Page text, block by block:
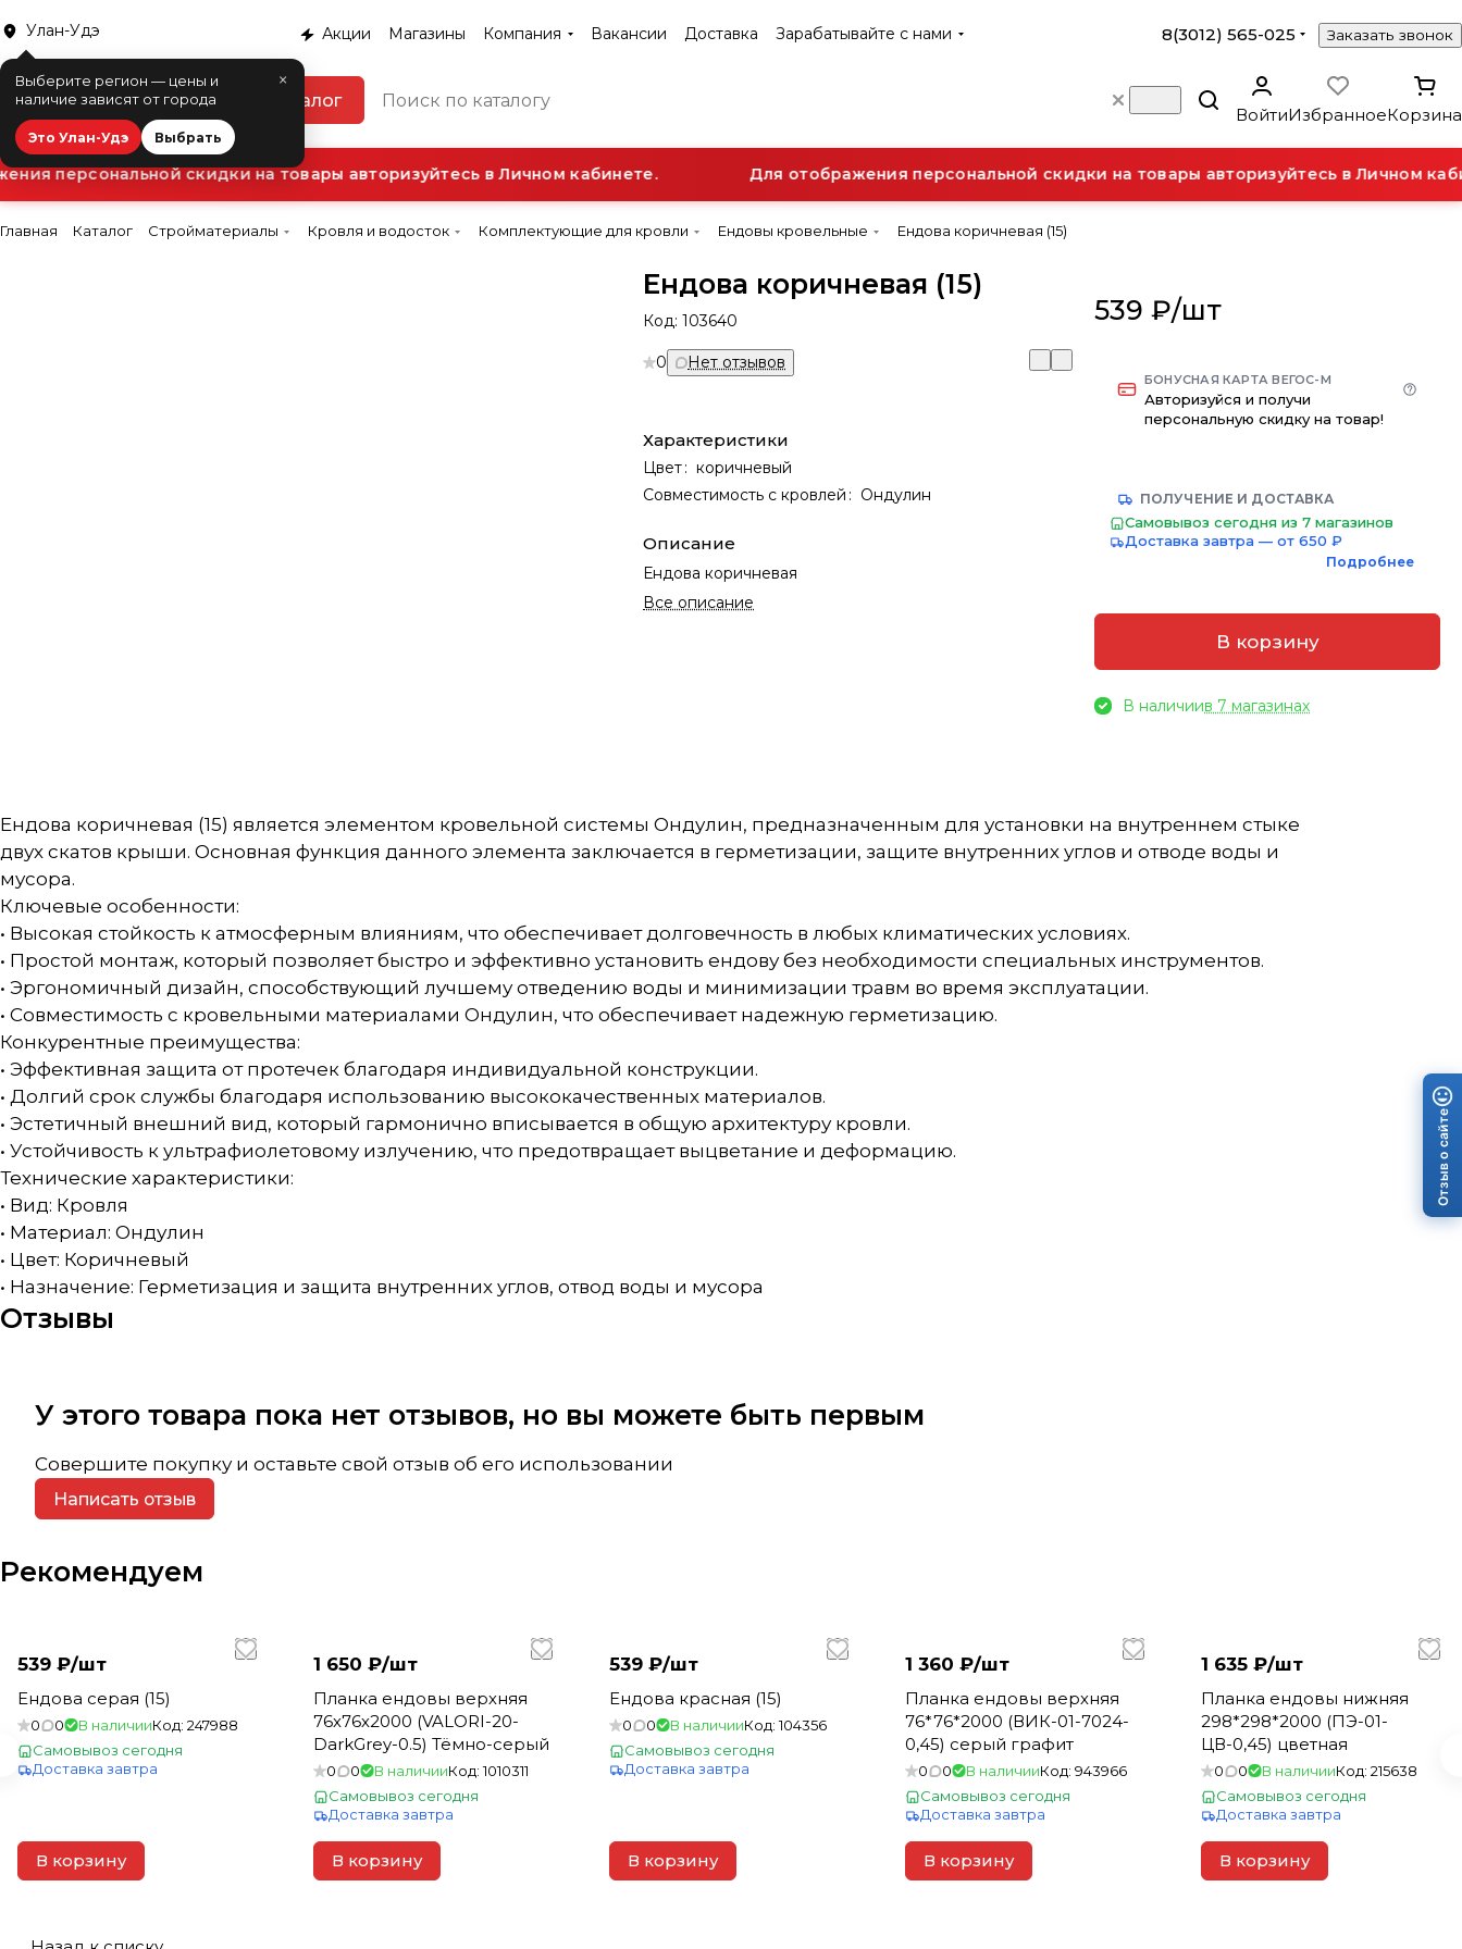
Улан-Удэ
×
Выберите регион — цены и
наличие зависят от города
Это Улан-Удэ Выбрать
Акции Магазины Компания Вакансии Доставка Зарабатывайте с нами 8(3012) 565-025 Заказать звонок
Каталог
ВойтиИзбранноеКорзина
персональной скидки на товары авторизуйтесь в Личном кабинете. Для отображения персональной скидки на товары авторизуйтесь в Личном
Главная Каталог Стройматериалы Кровля и водосток Комплектующие для кровли Ендовы кровельные Ендова коричневая (15)
Ендова коричневая (15)
Код:103640
0 Нет отзывов
Характеристики
Цвет: коричневый
Совместимость с кровлей : Ондулин
Описание
Ендова коричневая
Все описание
539 ₽/шт
БОНУСНАЯ КАРТА ВЕГОС-М
Авторизуйся и получи
персональную скидку на товар!
ПОЛУЧЕНИЕ И ДОСТАВКА
Самовывоз сегодня из 7 магазинов
Доставка завтра — от 650 ₽
Подробнее
В корзину
В наличиив 7 магазинах
Ендова коричневая (15) является элементом кровельной системы Ондулин, предназначенным для установки на внутреннем стыке
двух скатов крыши. Основная функция данного элемента заключается в герметизации, защите внутренних углов и отводе воды и
мусора.
Ключевые особенности:
• Высокая стойкость к атмосферным влияниям, что обеспечивает долговечность в любых климатических условиях.
• Простой монтаж, который позволяет быстро и эффективно установить ендову без необходимости специальных инструментов.
• Эргономичный дизайн, способствующий лучшему отведению воды и минимизации травм во время эксплуатации.
• Совместимость с кровельными материалами Ондулин, что обеспечивает надежную герметизацию.
Конкурентные преимущества:
• Эффективная защита от протечек благодаря индивидуальной конструкции.
• Долгий срок службы благодаря использованию высококачественных материалов.
• Эстетичный внешний вид, который гармонично вписывается в общую архитектуру кровли.
• Устойчивость к ультрафиолетовому излучению, что предотвращает выцветание и деформацию.
Технические характеристики:
• Вид: Кровля
• Материал: Ондулин
• Цвет: Коричневый
• Назначение: Герметизация и защита внутренних углов, отвод воды и мусора
Отзывы
У этого товара пока нет отзывов, но вы можете быть первым
Совершите покупку и оставьте свой отзыв об его использовании
Написать отзыв
Рекомендуем
539 ₽/шт
Ендова серая (15)
0 0 В наличииКод: 247988
Самовывоз сегодня
Доставка завтра
В корзину
1 650 ₽/шт
Планка ендовы верхняя
76х76х2000 (VALORI-20-
DarkGrey-0.5) Тёмно-серый
0 0 В наличииКод:1010311
Самовывоз сегодня
Доставка завтра
В корзину
539 ₽/шт
Ендова красная (15)
0 0 В наличииКод:104356
Самовывоз сегодня
Доставка завтра
В корзину
1 360 ₽/шт
Планка ендовы верхняя
76*76*2000 (ВИК-01-7024-
0,45) серый графит
0 0 В наличииКод: 943966
Самовывоз сегодня
Доставка завтра
В корзину
1 635 ₽/шт
Планка ендовы нижняя
298*298*2000 (ПЭ-01-
ЦВ-0,45) цветная
0 0 В наличииКод: 215638
Самовывоз сегодня
Доставка завтра
В корзину
Отзыв о сайте